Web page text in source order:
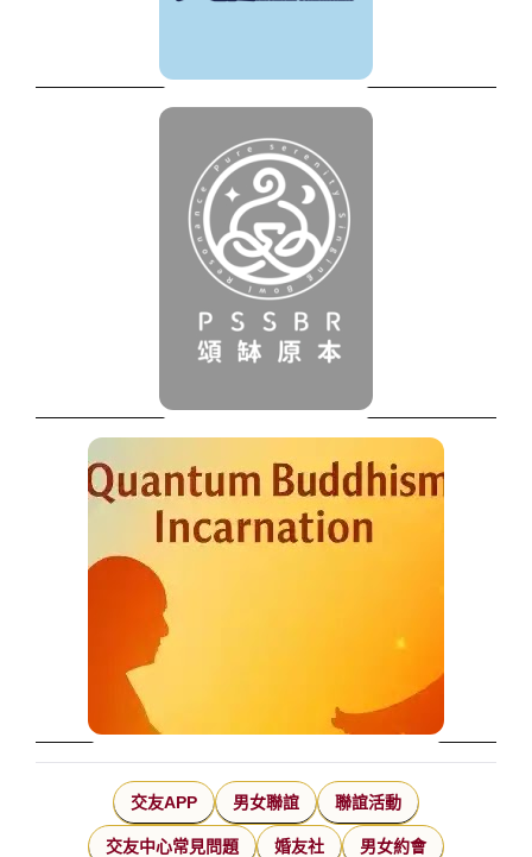
交友APP 男女聯誼 聯誼活動
交友中心常見問題 婚友社 男女約會